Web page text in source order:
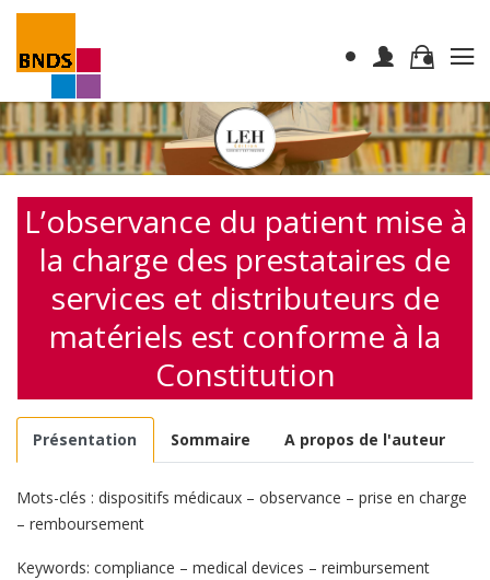
L’observance du patient mise à
la charge des prestataires de
services et distributeurs de
matériels est conforme à la
Constitution
Présentation Sommaire A propos de l'auteur
Mots-clés : dispositifs médicaux – observance – prise en charge
– remboursement
Keywords: compliance – medical devices – reimbursement